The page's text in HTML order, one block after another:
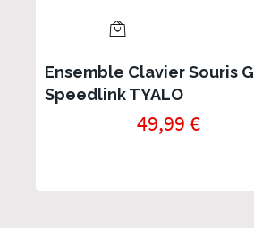
Ensemble Clavier Souris
Speedlink TYALO
49,99 €